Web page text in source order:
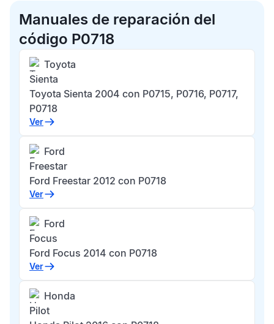
Manuales de reparación del
código P0718
Toyota
Sienta
Toyota Sienta 2004 con P0715, P0716, P0717,
P0718
Ver
Ford
Freestar
Ford Freestar 2012 con P0718
Ver
Ford
Focus
Ford Focus 2014 con P0718
Ver
Honda
Pilot